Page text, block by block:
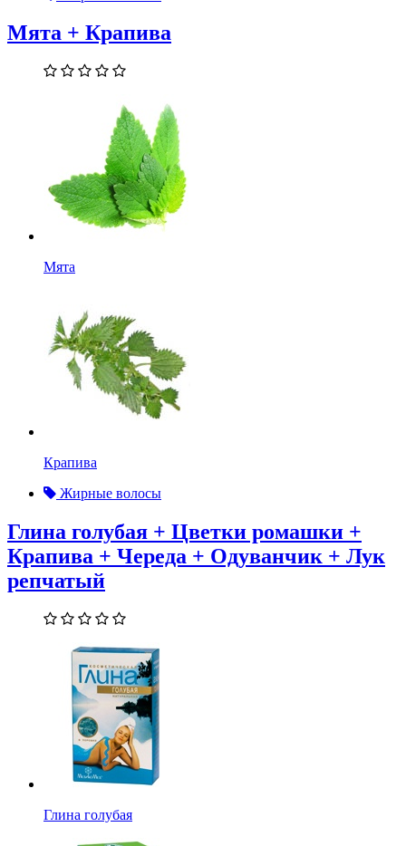
Мята + Крапива
Мята
Крапива
Жирные волосы
Глина голубая + Цветки ромашки +
Крапива + Череда + Одуванчик + Лук
репчатый
Глина голубая